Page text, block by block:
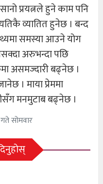
प्रयत्नले हुने काम पनि
व्यातित हुनेछ । बन्द
समस्या आउने योग
अरुभन्दा पछि
असमज्दारी बढ्नेछ ।
। माया प्रेममा
मनमुटाब बढ्नेछ ।
सोमवार